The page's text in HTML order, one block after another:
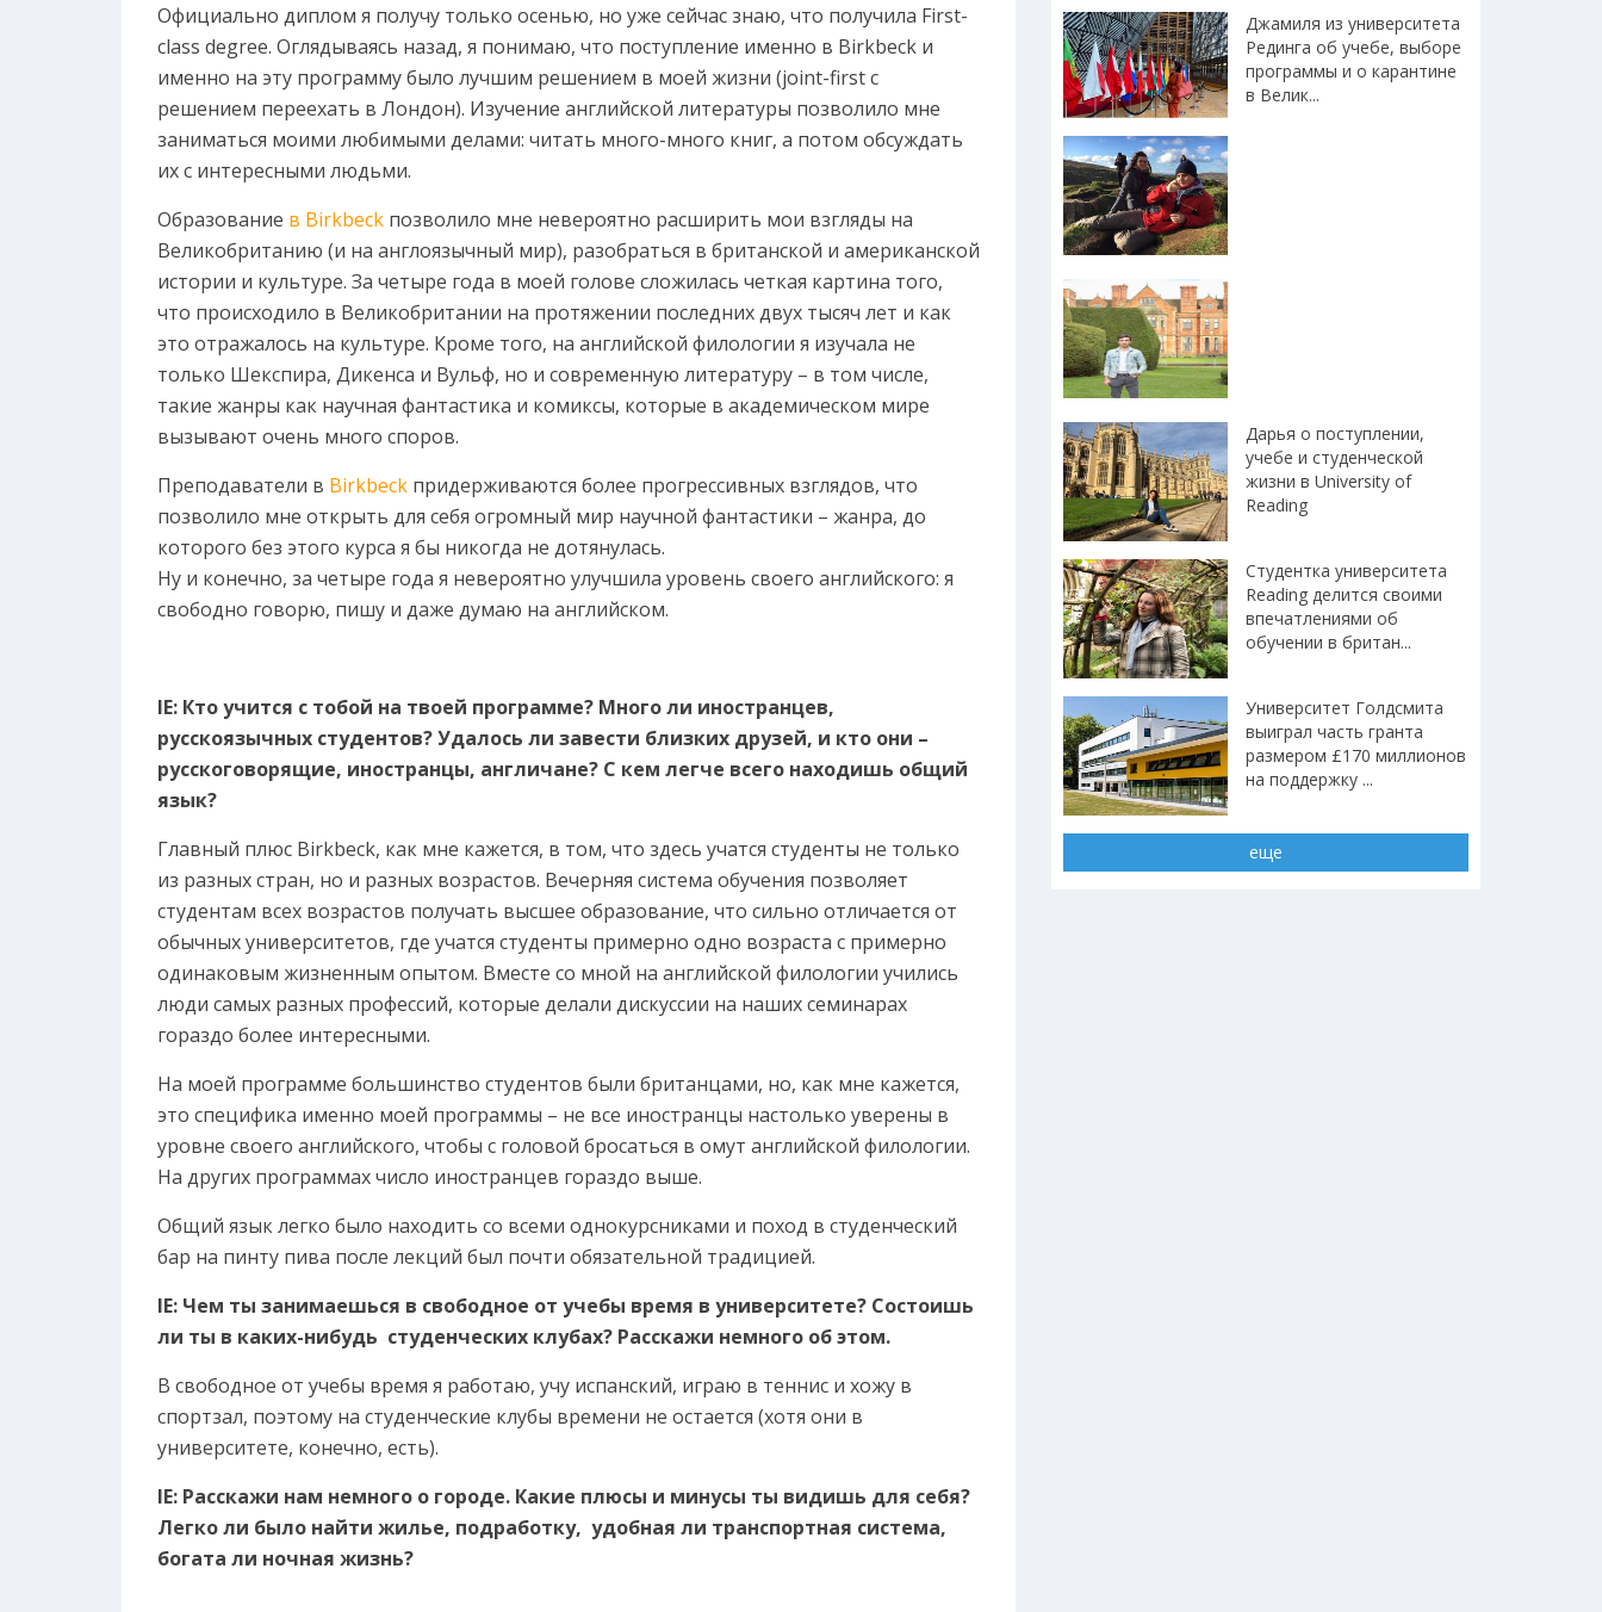
Официально диплом я получу только осенью, но уже сейчас знаю, что получила First-
class degree. Оглядываясь назад, я понимаю, что поступление именно в Birkbeck и
именно на эту программу было лучшим решением в моей жизни (joint-first с
решением переехать в Лондон). Изучение английской литературы позволило мне
заниматься моими любимыми делами: читать много-много книг, а потом обсуждать
их с интересными людьми.
Образование в Birkbeck позволило мне невероятно расширить мои взгляды на
Великобританию (и на англоязычный мир), разобраться в британской и американской
истории и культуре. За четыре года в моей голове сложилась четкая картина того,
что происходило в Великобритании на протяжении последних двух тысяч лет и как
это отражалось на культуре. Кроме того, на английской филологии я изучала не
только Шекспира, Дикенса и Вульф, но и современную литературу – в том числе,
такие жанры как научная фантастика и комиксы, которые в академическом мире
вызывают очень много споров.
Преподаватели в Birkbeck придерживаются более прогрессивных взглядов, что
позволило мне открыть для себя огромный мир научной фантастики – жанра, до
которого без этого курса я бы никогда не дотянулась.
Ну и конечно, за четыре года я невероятно улучшила уровень своего английского: я
свободно говорю, пишу и даже думаю на английском.
IE: Кто учится с тобой на твоей программе? Много ли иностранцев,
русскоязычных студентов? Удалось ли завести близких друзей, и кто они –
русскоговорящие, иностранцы, англичане? С кем легче всего находишь общий
язык?
Главный плюс Birkbeck, как мне кажется, в том, что здесь учатся студенты не только
из разных стран, но и разных возрастов. Вечерняя система обучения позволяет
студентам всех возрастов получать высшее образование, что сильно отличается от
обычных университетов, где учатся студенты примерно одно возраста с примерно
одинаковым жизненным опытом. Вместе со мной на английской филологии учились
люди самых разных профессий, которые делали дискуссии на наших семинарах
гораздо более интересными.
На моей программе большинство студентов были британцами, но, как мне кажется,
это специфика именно моей программы – не все иностранцы настолько уверены в
уровне своего английского, чтобы с головой бросаться в омут английской филологии.
На других программах число иностранцев гораздо выше.
Общий язык легко было находить со всеми однокурсниками и поход в студенческий
бар на пинту пива после лекций был почти обязательной традицией.
IE: Чем ты занимаешься в свободное от учебы время в университете? Состоишь
ли ты в каких-нибудь студенческих клубах? Расскажи немного об этом.
В свободное от учебы время я работаю, учу испанский, играю в теннис и хожу в
спортзал, поэтому на студенческие клубы времени не остается (хотя они в
университете, конечно, есть).
IE: Расскажи нам немного о городе. Какие плюсы и минусы ты видишь для себя?
Легко ли было найти жилье, подработку, удобная ли транспортная система,
богата ли ночная жизнь?
Джамиля из университета
Рединга об учебе, выборе
программы и о карантине
в Велик...
Дарья о поступлении,
учебе и студенческой
жизни в University of
Reading
Студентка университета
Reading делится своими
впечатлениями об
обучении в британ...
Университет Голдсмита
выиграл часть гранта
размером £170 миллионов
на поддержку ...
еще